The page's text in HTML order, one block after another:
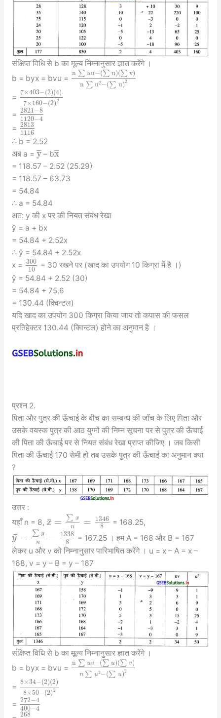
संक्षिप्त विधि से b का मूल्य निम्नानुसार ज्ञात करेंगे ।
b = byx = bvu =
n ∑ uu−(∑ u)(∑ v)
n ∑ u2−(∑ u)2
=
7×403−(2)(4)
7×160−(2)2
= 2821−8
1120−4
= 2813
1116
∴ b = 2.52
अब a = y
¯¯
¯ – bx
¯¯
¯
= 118.57 – 2.52 (25.29)
= 118.57 – 63.73
= 54.84
∴ a = 54.84
अत: y की x पर की नियत संबंध रेखा
ŷ = a + bx
= 54.84 + 2.52x
∴ ŷ = 54.84 + 2.52x
x = 300
10
= 30 रखने पर (खाद का उपयोग 10 किग्रा में है ।)
ŷ = 54.84 + 2.52 (30)
= 54.84 + 75.6
= 130.44 (क्विन्टल)
यदि खाद का उपयोग 300 किग्रा किया जाय तो कपास की फसल
प्रतिहेक्टर 130.44 (क्विन्टल) होने का अनुमान है ।
प्रश्न 2.
पिता और पुत्र की ऊँचाई के बीच का सम्बन्ध की जाँच के लिए पिता और
उसके वयस्क पुत्र की आठ युग्मों की निम्न सूचना पर से पुत्र की ऊँचाई
की पिता की ऊँचाई पर से नियत संबंध रेखा प्राप्त कीजिए । जब किसी
पिता की ऊँचाई 170 सेमी हो तब उसके पुत्र की ऊँचाई का अनुमान क्या
?
उत्तर :
यहाँ n = 8, x
¯ = ∑ x
n
=
1346
8
= 168.25,
y
¯ = ∑ y
n
=
1338
8
= 167.25 । हम A = 168 और B = 167
लेकर u और v को निम्नानुसार पारिभाषित करेंगे । u = x – A = x –
168, v = y – B = y – 167
संक्षिप्त विधि से b का मूल्य निम्नानुसार ज्ञात करेंगे ।
b = byx = bvu =
n ∑ uv−(∑ u)(∑ v)
n ∑ u2−(∑ u)2
=
8×34−(2)(2)
8×50−(2)2
= 272−4
400−4
268